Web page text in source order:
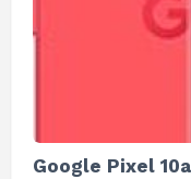
Google Pixel